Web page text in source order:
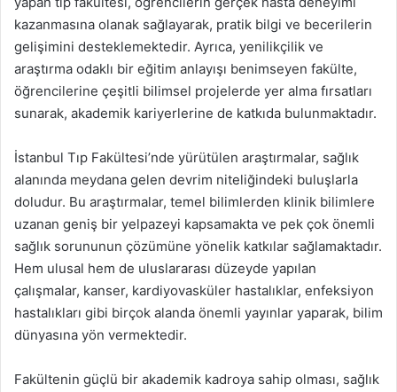
kazanmasına olanak sağlayarak, pratik bilgi ve becerilerin
gelişimini desteklemektedir. Ayrıca, yenilikçilik ve
araştırma odaklı bir eğitim anlayışı benimseyen fakülte,
öğrencilerine çeşitli bilimsel projelerde yer alma fırsatları
sunarak, akademik kariyerlerine de katkıda bulunmaktadır.
İstanbul Tıp Fakültesi’nde yürütülen araştırmalar, sağlık
alanında meydana gelen devrim niteliğindeki buluşlarla
doludur. Bu araştırmalar, temel bilimlerden klinik bilimlere
uzanan geniş bir yelpazeyi kapsamakta ve pek çok önemli
sağlık sorununun çözümüne yönelik katkılar sağlamaktadır.
Hem ulusal hem de uluslararası düzeyde yapılan
çalışmalar, kanser, kardiyovasküler hastalıklar, enfeksiyon
hastalıkları gibi birçok alanda önemli yayınlar yaparak, bilim
dünyasına yön vermektedir.
Fakültenin güçlü bir akademik kadroya sahip olması, sağlık